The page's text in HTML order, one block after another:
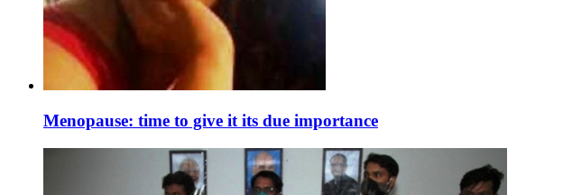
Menopause: time to give it its due importance